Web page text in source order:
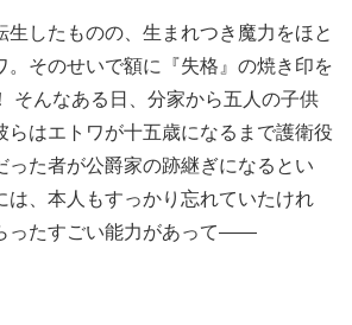
生したものの、生まれつき魔力をほと
。そのせいで額に『失格』の焼き印を
そんなある日、分家から五人の子供
らはエトワが十五歳になるまで護衛役
った者が公爵家の跡継ぎになるとい
は、本人もすっかり忘れていたけれ
ったすごい能力があって――